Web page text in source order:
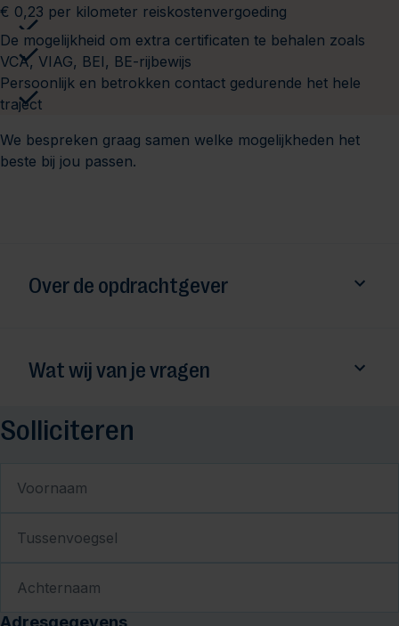
€ 0,23 per kilometer reiskostenvergoeding
De mogelijkheid om extra certificaten te behalen zoals
VCA, VIAG, BEI, BE-rijbewijs
Persoonlijk en betrokken contact gedurende het hele
traject
We bespreken graag samen welke mogelijkheden het
beste bij jou passen.
Over de opdrachtgever
Wat wij van je vragen
Solliciteren
Voornaam
Tussenvoegsel
Achternaam
Adresgegevens